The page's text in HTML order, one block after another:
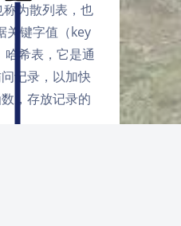
为散列表，也
关键字值（key
希表，它是通
记录，以加快
，存放记录的